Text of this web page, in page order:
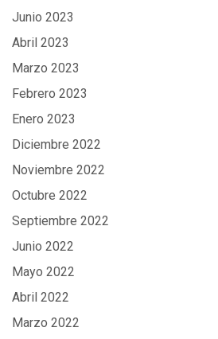
Junio 2023
Abril 2023
Marzo 2023
Febrero 2023
Enero 2023
Diciembre 2022
Noviembre 2022
Octubre 2022
Septiembre 2022
Junio 2022
Mayo 2022
Abril 2022
Marzo 2022